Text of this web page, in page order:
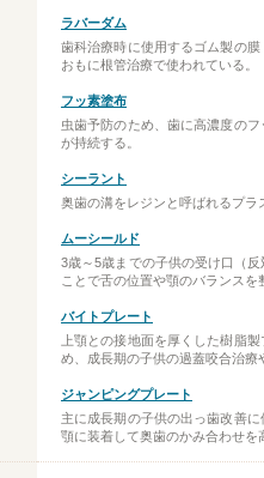
ラバーダム
歯科治療時に使用するゴム製の
おもに根管治療で使われている。
フッ素塗布
虫歯予防のため、歯に高濃度の
が持続する。
シーラント
奥歯の溝をレジンと呼ばれるプラ
ムーシールド
3歳～5歳までの子供の受け口（
ことで舌の位置や顎のバランスを
バイトプレート
上顎との接地面を厚くした樹脂
め、成長期の子供の過蓋咬合治療
ジャンピングプレート
主に成長期の子供の出っ歯改善
顎に装着して奥歯のかみ合わせを